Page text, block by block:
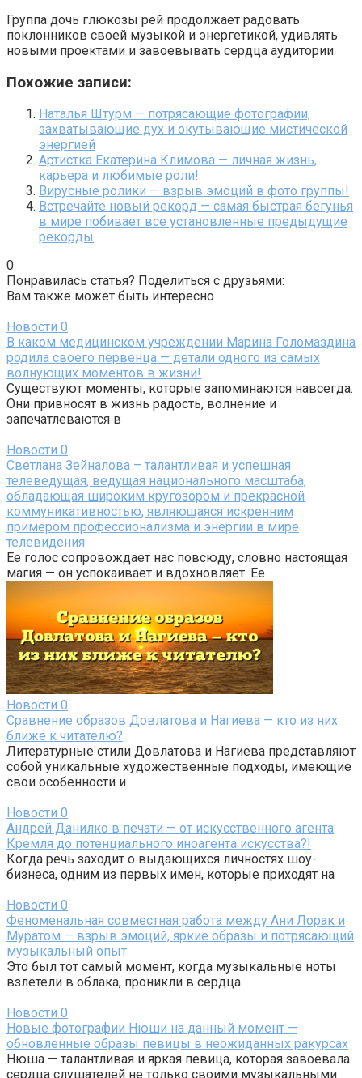
Группа дочь глюкозы рей продолжает радовать
поклонников своей музыкой и энергетикой, удивлять
новыми проектами и завоевывать сердца аудитории.
Похожие записи:
Наталья Штурм — потрясающие фотографии,
захватывающие дух и окутывающие мистической
энергией
Артистка Екатерина Климова — личная жизнь,
карьера и любимые роли!
Вирусные ролики — взрыв эмоций в фото группы!
Встречайте новый рекорд — самая быстрая бегунья
в мире побивает все установленные предыдущие
рекорды
0
Понравилась статья? Поделиться с друзьями:
Вам также может быть интересно
Новости 0
В каком медицинском учреждении Марина Голомаздина
родила своего первенца — детали одного из самых
волнующих моментов в жизни!
Существуют моменты, которые запоминаются навсегда.
Они привносят в жизнь радость, волнение и
запечатлеваются в
Новости 0
Светлана Зейналова – талантливая и успешная
телеведущая, ведущая национального масштаба,
обладающая широким кругозором и прекрасной
коммуникативностью, являющаяся искренним
примером профессионализма и энергии в мире
телевидения
Ее голос сопровождает нас повсюду, словно настоящая
магия — он успокаивает и вдохновляет. Ее
Новости 0
Сравнение образов Довлатова и Нагиева — кто из них
ближе к читателю?
Литературные стили Довлатова и Нагиева представляют
собой уникальные художественные подходы, имеющие
свои особенности и
Новости 0
Андрей Данилко в печати — от искусственного агента
Кремля до потенциального иноагента искусства?!
Когда речь заходит о выдающихся личностях шоу-
бизнеса, одним из первых имен, которые приходят на
Новости 0
Феноменальная совместная работа между Ани Лорак и
Муратом — взрыв эмоций, яркие образы и потрясающий
музыкальный опыт
Это был тот самый момент, когда музыкальные ноты
взлетели в облака, проникли в сердца
Новости 0
Новые фотографии Нюши на данный момент —
обновленные образы певицы в неожиданных ракурсах
Нюша — талантливая и яркая певица, которая завоевала
сердца слушателей не только своими музыкальными